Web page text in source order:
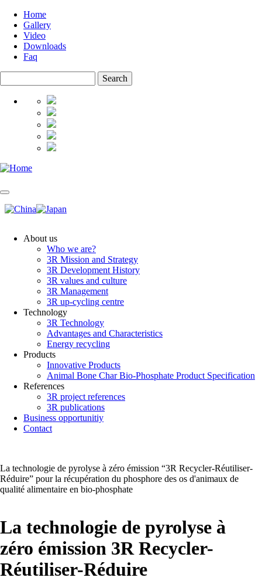
Skip
main
content
menu
Home
Gallery
Video
Downloads
Faq
About us
Who we are?
3R Mission and Strategy
3R Development History
3R values and culture
3R Management
3R up-cycling centre
Technology
3R Technology
Advantages and Characteristics
Energy recycling
Products
Innovative Products
Animal Bone Char Bio-Phosphate Product Specification
References
3R project references
3R publications
Business opportunitiy
Contact
La technologie de pyrolyse à zéro émission “3R Recycler-Réutiliser-
Réduire” pour la récupération du phosphore des os d'animaux de
qualité alimentaire en bio-phosphate
La technologie de pyrolyse à
zéro émission 3R Recycler-
Réutiliser-Réduire